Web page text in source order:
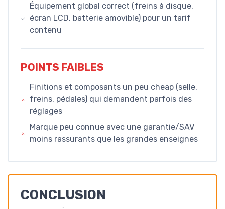
Équipement global correct (freins à disque,
écran LCD, batterie amovible) pour un tarif
contenu
POINTS FAIBLES
Finitions et composants un peu cheap (selle,
freins, pédales) qui demandent parfois des
réglages
Marque peu connue avec une garantie/SAV
moins rassurants que les grandes enseignes
CONCLUSION